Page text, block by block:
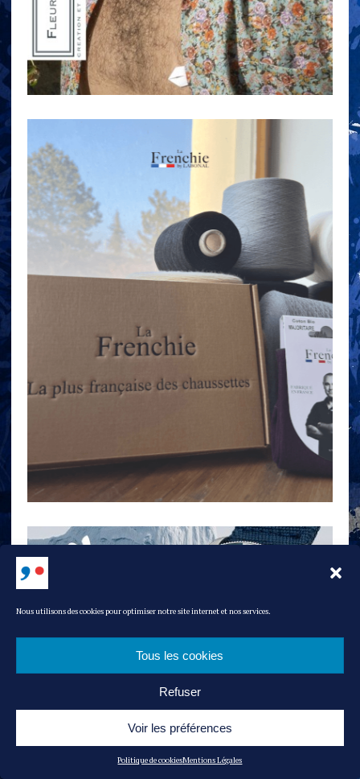
Nous utilisons des cookies pour optimiser notre site internet et nos services.
Tous les cookies
Refuser
Voir les préférences
Politique de cookiesMentions Légales